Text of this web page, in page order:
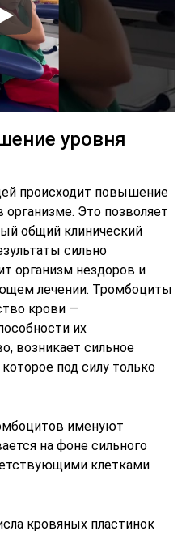
уровня
происходит повышение
Это позволяет
общий клинический
сильно
организм нездоров и
лечении. Тромбоциты
крови —
их
возникает сильное
под силу только
именуют
на фоне сильного
клетками
кровяных пластинок